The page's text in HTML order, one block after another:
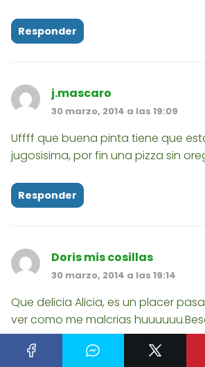
Responder
j.mascaro
30 marzo, 2014 a las 19:09
Uffff que buena pinta tiene que
jugosisima, por fin una pizza sin
Responder
Doris mis cosillas
30 marzo, 2014 a las 19:14
Que delicia Alicia, es un placer
ver como me malcrias
Responder